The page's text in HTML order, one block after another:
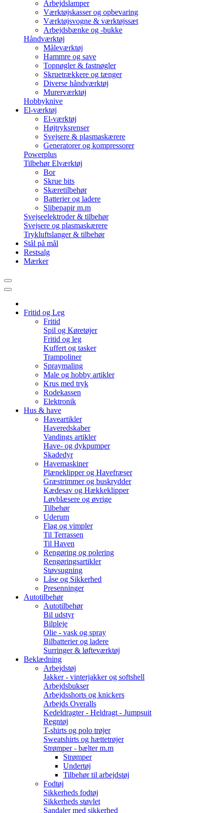
Arbejdslamper
Værktøjskasser og opbevaring
Værktøjsvogne & værktøjssæt
Arbejdsbænke og -bukke
Håndværktøj
Måleværktøj
Hammre og save
Topnøgler & fastnøgler
Skruetrækkere og tænger
Diverse håndværktøj
Murerværktøj
Hobbyknive
El-værktøj
El-værktøj
Højtryksrenser
Svejsere & plasmaskærere
Generatorer og kompressorer
Powerplus
Tilbehør Elværktøj
Bor
Skrue bits
Skæretilbehør
Batterier og ladere
Slibepapir m.m
Svejseelektroder & tilbehør
Svejsere og plasmaskærere
Trykluftslanger & tilbehør
Stål på mål
Restsalg
Mærker
Fritid og Leg
Fritid
Spil og Køretøjer
Fritid og leg
Kuffert og tasker
Trampoliner
Spraymaling
Male og hobby artikler
Krus med tryk
Rodekassen
Elektronik
Hus & have
Haveartikler
Haveredskaber
Vandings artikler
Have- og dykpumper
Skadedyr
Havemaskiner
Plæneklipper og Havefræser
Græstrimmer og buskrydder
Kædesav og Hækkeklipper
Løvblæsere og øvrige
Tilbehør
Uderum
Flag og vimpler
Til Terrassen
Til Haven
Rengøring og polering
Rengøringsartikler
Støvsugning
Låse og Sikkerhed
Presenninger
Autotilbehør
Autotilbehør
Bil udstyr
Bilpleje
Olie - vask og spray
Bilbatterier og ladere
Surringer & løfteværktøj
Beklædning
Arbejdstøj
Jakker - vinterjakker og softshell
Arbejdsbukser
Arbejdsshorts og knickers
Arbejds Overalls
Kedeldragter - Heldragt - Jumpsuit
Regntøj
T-shirts og polo trøjer
Sweatshirts og hættetrøjer
Strømper - bælter m.m
Strømper
Undertøj
Tilbehør til arbejdstøj
Fodtøj
Sikkerheds fodtøj
Sikkerheds støvlet
Sandaler med sikkerhed